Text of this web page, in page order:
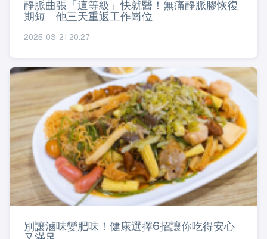
靜脈曲張「這等級」快就醫！無痛靜脈膠恢復
期短 他三天重返工作崗位
2025-03-21 20:27
別讓滷味變肥味！健康選擇6招讓你吃得安心